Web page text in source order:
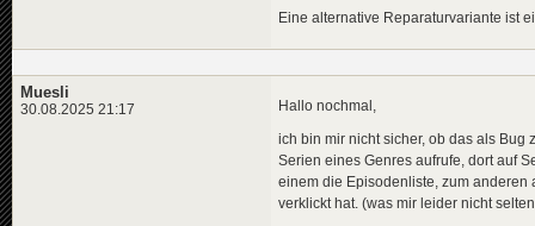
Eine alternative Reparaturvariante ist
Muesli
30.08.2025 21:17 Hallo nochmal,
ich bin mir nicht sicher, ob das als
Serien eines Genres aufrufe, dort auf
einem die Episodenliste, zum anderen
verklickt hat. (was mir leider nicht